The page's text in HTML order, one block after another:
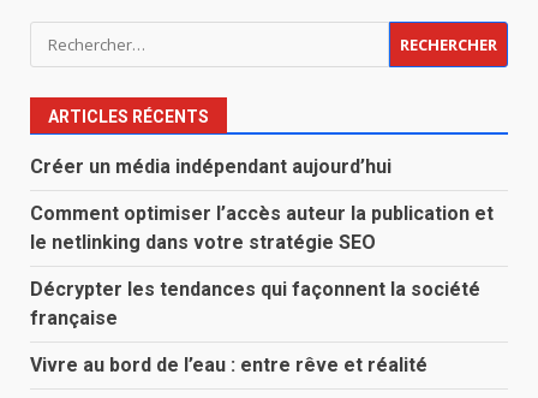
Rechercher :
ARTICLES RÉCENTS
Créer un média indépendant aujourd’hui
Comment optimiser l’accès auteur la publication et
le netlinking dans votre stratégie SEO
Décrypter les tendances qui façonnent la société
française
Vivre au bord de l’eau : entre rêve et réalité